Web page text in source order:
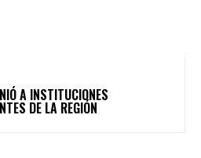
A INSTITUCIONES
DE LA REGIÓN